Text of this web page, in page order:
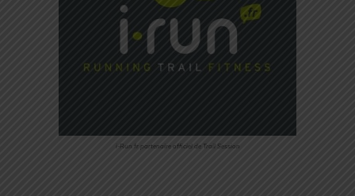
i-Run.fr partenaire officiel de Trail Session